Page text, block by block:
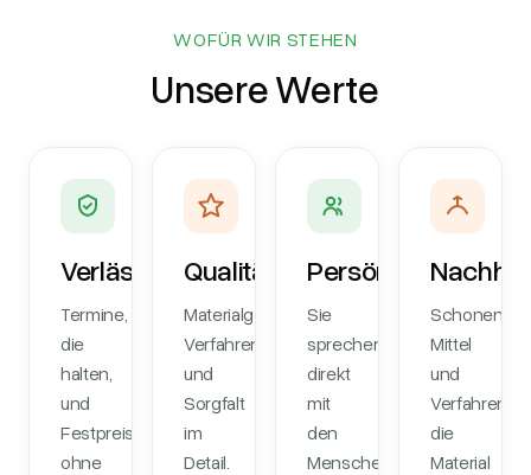
WOFÜR WIR STEHEN
Unsere Werte
Verlässlichkeit
Termine,
die
halten,
und
Festpreise
ohne
Qualität
Materialgerechte
Verfahren
und
Sorgfalt
im
Detail.
Persönlich
Sie
sprechen
direkt
mit
den
Menschen,
Schonende
Mittel
und
Verfahren,
die
Material